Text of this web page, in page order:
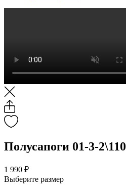
Полусапоги 01-3-2\110
1 990 ₽
Выберите размер